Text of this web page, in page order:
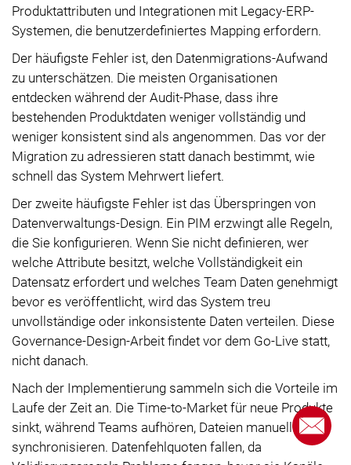
Produktattributen und Integrationen mit Legacy-ERP-
Systemen, die benutzerdefiniertes Mapping erfordern.
Der häufigste Fehler ist, den Datenmigrations-Aufwand
zu unterschätzen. Die meisten Organisationen
entdecken während der Audit-Phase, dass ihre
bestehenden Produktdaten weniger vollständig und
weniger konsistent sind als angenommen. Das vor der
Migration zu adressieren statt danach bestimmt, wie
schnell das System Mehrwert liefert.
Der zweite häufigste Fehler ist das Überspringen von
Datenverwaltungs-Design. Ein PIM erzwingt alle Regeln,
die Sie konfigurieren. Wenn Sie nicht definieren, wer
welche Attribute besitzt, welche Vollständigkeit ein
Datensatz erfordert und welches Team Daten genehmigt
bevor es veröffentlicht, wird das System treu
unvollständige oder inkonsistente Daten verteilen. Diese
Governance-Design-Arbeit findet vor dem Go-Live statt,
nicht danach.
Nach der Implementierung sammeln sich die Vorteile im
Laufe der Zeit an. Die Time-to-Market für neue Produkte
sinkt, während Teams aufhören, Dateien manuell zu
synchronisieren. Datenfehlquoten fallen, da